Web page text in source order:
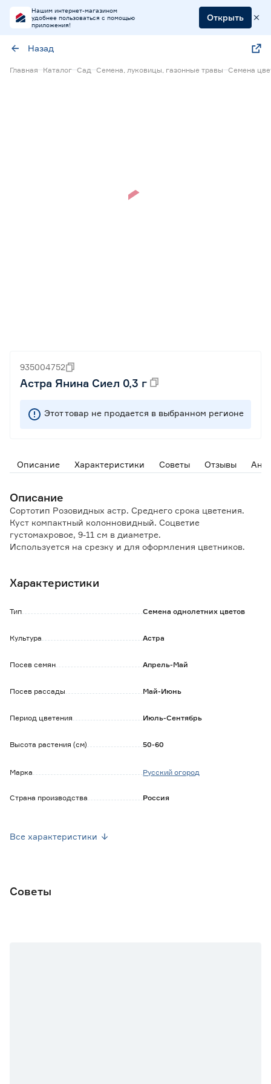
Нашим интернет-магазином
удобнее пользоваться с помощью
приложения!
Открыть
Назад
Главная Каталог Сад Семена, луковицы, газонные травы Семена
935004752
Астра Янина Сиел 0,3 г
Этот товар не продается в выбранном регионе
Описание Характеристики Советы Отзывы
Описание
Сортотип Розовидных астр. Среднего срока цветения.
Куст компактный колонновидный. Соцветие
густомахровое, 9-11 см в диаметре.
Используется на срезку и для оформления цветников.
Характеристики
Тип Семена однолетних цветов
Культура Астра
Посев семян Апрель-Май
Посев рассады Май-Июнь
Период цветения Июль-Сентябрь
Высота растения (см) 50-60
Марка Русский огород
Страна производства Россия
Все характеристики
Советы